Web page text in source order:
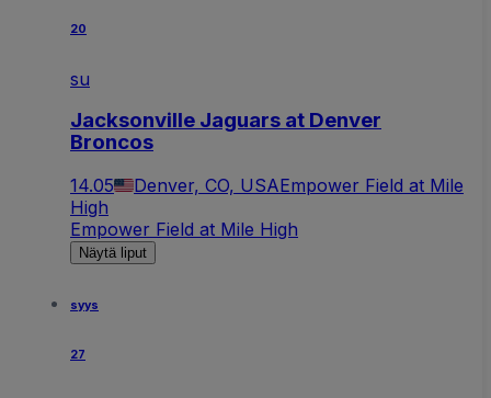
20
su
Jacksonville Jaguars at Denver
Broncos
14.05 Denver, CO, USAEmpower Field at Mile
High
Empower Field at Mile High
Näytä liput
syys
27